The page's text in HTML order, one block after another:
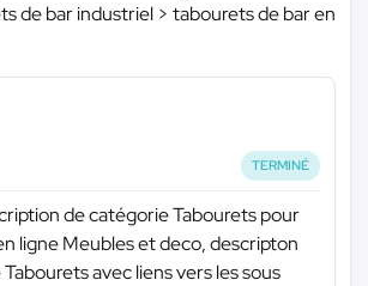
de bar industriel > tabourets de bar en
TERMINÉ
de catégorie Tabourets pour
ligne Meubles et deco, descripton
avec liens vers les sous